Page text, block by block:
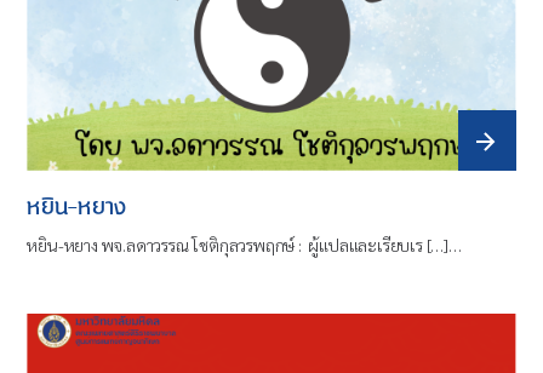
หยิน-หยาง
หยิน-หยาง พจ.ลดาวรรณ โชติกุลวรพฤกษ์ : ผู้แปลและเรียบเร […]…